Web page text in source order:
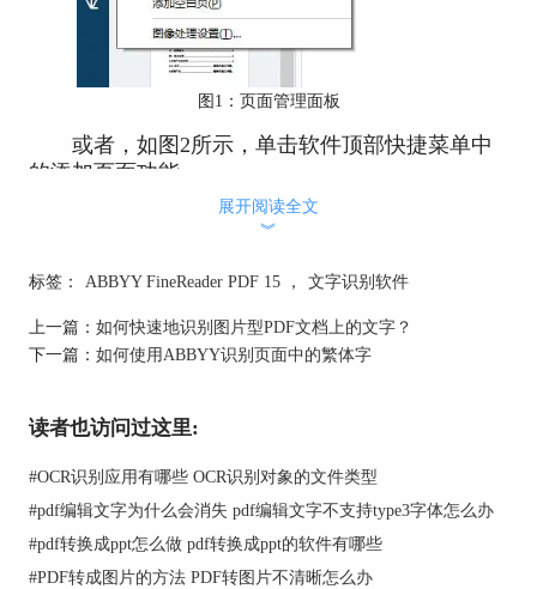
图1：页面管理面板
或者，如图2所示，单击软件顶部快捷菜单中
的添加页面功能。
ABBYY FineReader PDF 15提供了四种添加页
描仪添加与添加空白页。
二、添加页面的方法
1、从PDF添加
从PDF添加，即添加其他PDF文档中的页面到
展开阅读全文
︾
标签： ABBYY FineReader PDF 15 ， 文字识别软件
上一篇： 如何快速地识别图片型PDF文档上的文字？
下一篇： 如何使用ABBYY识别页面中的繁体字
读者也访问过这里:
#OCR识别应用有哪些 OCR识别对象的文件类型
#pdf编辑文字为什么会消失 pdf编辑文字不支持type3字体怎么办
#pdf转换成ppt怎么做 pdf转换成ppt的软件有哪些
#PDF转成图片的方法 PDF转图片不清晰怎么办